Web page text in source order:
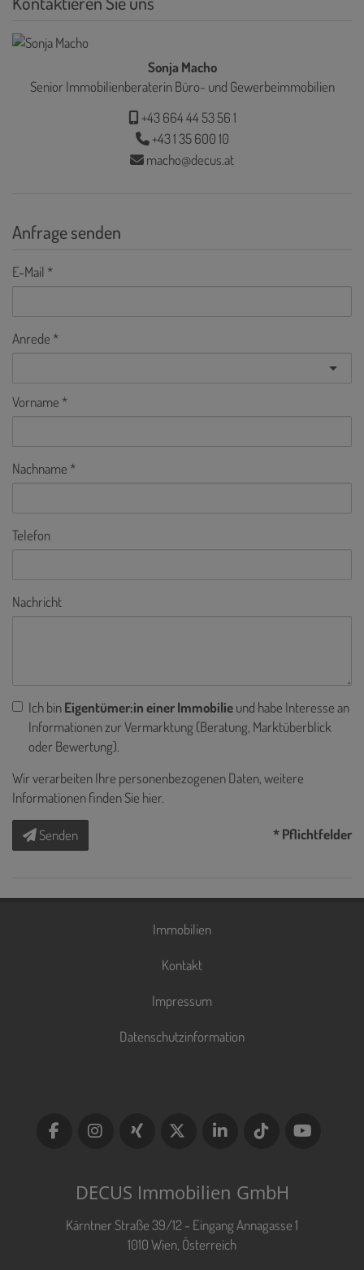
Sonja Macho
Senior Immobilienberaterin Büro- und Gewerbeimmobilien
+43 664 44 53 56 1
+43 1 35 600 10
macho@decus.at
Anfrage senden
E-Mail
Anrede
Vorname
Nachname
Telefon
Nachricht
Ich binEigentümer:in einer Immobilieund habe Interesse an
Informationen zur Vermarktung (Beratung, Marktüberblick
oder Bewertung).
Wir verarbeiten Ihre personenbezogenen Daten, weitere
Informationen finden Sie hier.
Senden * Pflichtfelder
Immobilien
Kontakt
Impressum
Datenschutzinformation
DECUS Immobilien GmbH
Kärntner Straße 39/12 - Eingang Annagasse 1
1010 Wien, Österreich